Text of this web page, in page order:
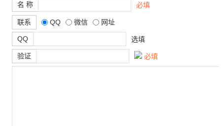
名 称 必填
联系 QQ 微信 网址
QQ 选填
验证 必填